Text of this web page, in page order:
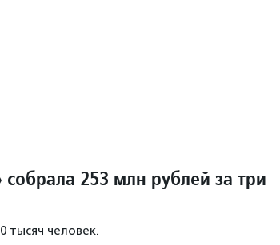
253 млн рублей за три
тысяч человек.